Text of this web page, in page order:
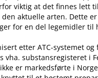
viktig at det finnes lett
aktuelle arten. Dette
for en del legemidler til
etter ATC-systemet
vha. substansregisteret i
er markedsførte i